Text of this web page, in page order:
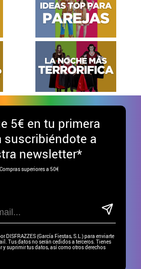
5€ en tu primera
suscribiéndote a
newsletter*
superiores a 50€
DISFRAZZES (García Fiestas, S.L.) para enviarte
Tus datos no serán cedidos a terceros. Tienes
y suprimir tus datos, así como otros derechos